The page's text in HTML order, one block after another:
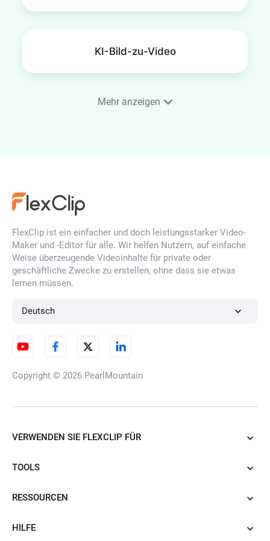
KI-Bild-zu-Video
KI-Tag-zu-Nacht-Übergang
Mehr anzeigen
FlexClip ist ein einfacher und doch leistungsstarker Video-
Maker und -Editor für alle. Wir helfen Nutzern, auf einfache
Weise überzeugende Videoinhalte für private oder
geschäftliche Zwecke zu erstellen, ohne dass sie etwas
lernen müssen.
Deutsch
Copyright © 2026 PearlMountain
VERWENDEN SIE FLEXCLIP FÜR
TOOLS
RESSOURCEN
HILFE